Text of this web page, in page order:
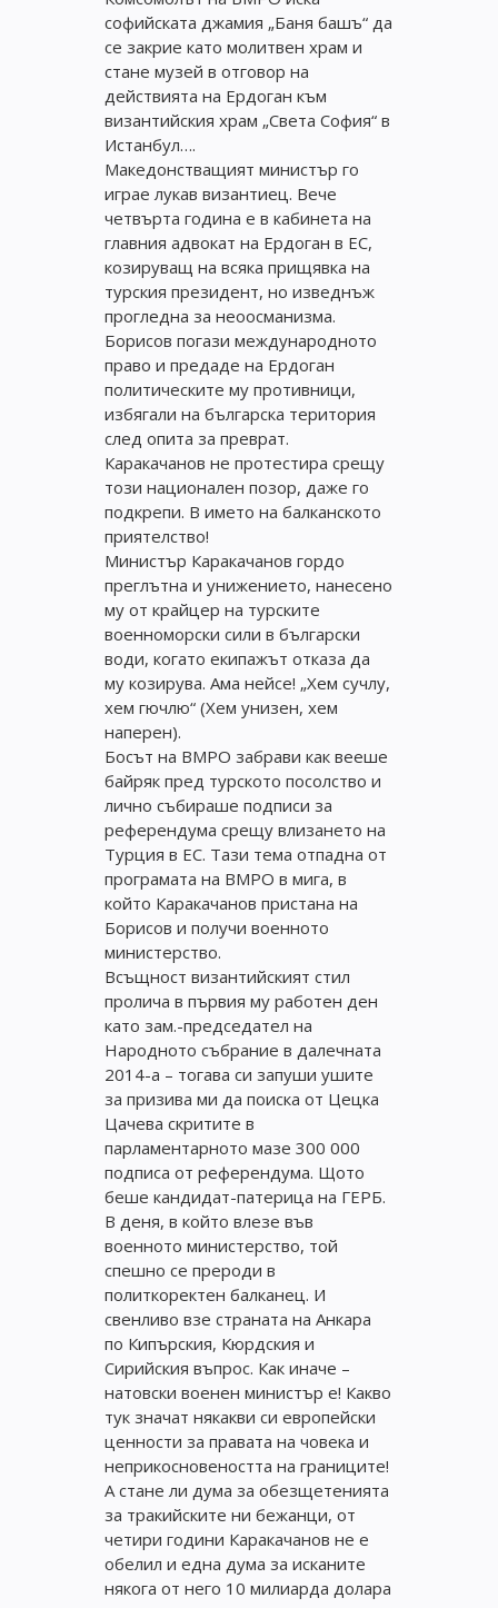
софийската джамия „Баня башъ“ да
се закрие като молитвен храм и
стане музей в отговор на
действията на Ердоган към
византийския храм „Света София“ в
Истанбул….
Македонстващият министър го
играе лукав византиец. Вече
четвърта година е в кабинета на
главния адвокат на Ердоган в ЕС,
козируващ на всяка прищявка на
турския президент, но изведнъж
прогледна за неоосманизма.
Борисов погази международното
право и предаде на Ердоган
политическите му противници,
избягали на българска територия
след опита за преврат.
Каракачанов не протестира срещу
този национален позор, даже го
подкрепи. В името на балканското
приятелство!
Министър Каракачанов гордо
преглътна и унижението, нанесено
му от крайцер на турските
военноморски сили в български
води, когато екипажът отказа да
му козирува. Ама нейсе! „Хем сучлу,
хем гючлю“ (Хем унизен, хем
наперен).
Босът на ВМРО забрави как вееше
байряк пред турското посолство и
лично събираше подписи за
референдума срещу влизането на
Турция в ЕС. Тази тема отпадна от
програмата на ВМРО в мига, в
който Каракачанов пристана на
Борисов и получи военното
министерство.
Всъщност византийският стил
пролича в първия му работен ден
като зам.-председател на
Народното събрание в далечната
2014-а – тогава си запуши ушите
за призива ми да поиска от Цецка
Цачева скритите в
парламентарното мазе 300 000
подписа от референдума. Щото
беше кандидат-патерица на ГЕРБ.
В деня, в който влезе във
военното министерство, той
спешно се прероди в
политкоректен балканец. И
свенливо взе страната на Анкара
по Кипърския, Кюрдския и
Сирийския въпрос. Как иначе –
натовски военен министър е! Какво
тук значат някакви си европейски
ценности за правата на човека и
неприкосновеността на границите!
А стане ли дума за обезщетенията
за тракийските ни бежанци, от
четири години Каракачанов не е
обелил и една дума за исканите
някога от него 10 милиарда долара